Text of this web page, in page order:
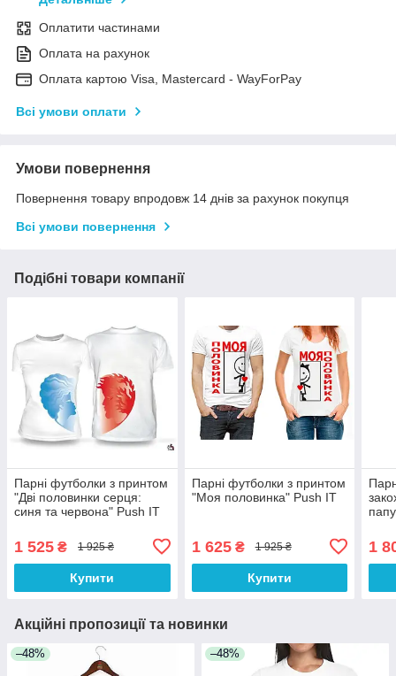
Оплатити частинами
Оплата на рахунок
Оплата картою Visa, Mastercard - WayForPay
Всі умови оплати
Умови повернення
Повернення товару впродовж 14 днів за рахунок покупця
Всі умови повернення
Подібні товари компанії
Парні футболки з принтом
"Дві половинки серця:
синя та червона" Push IT
1 525 ₴ 1 925 ₴
Купити
Парні футболки з принтом
"Моя половинка" Push IT
1 625₴ 1 925 ₴
Купити
1
Акційні пропозиції та новинки
–48% –48%